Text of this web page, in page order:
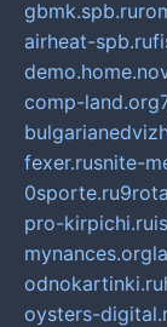
gbmk.spb.ru
airheat-spb.ru
comp-land.org
fexer.rusnite-
0sporte.ru
pro-kirpichi.ru
mynances.org
odnokartinki.ru
oysters-